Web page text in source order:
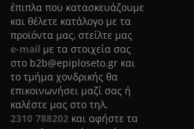
έπιπλα που κατασκευάζουμε
και θέλετε κατάλογο με τα
προϊόντα μας, στείλτε μας
e-mail με τα στοιχεία σας
στο b2b@epiploseto.gr και
το τμήμα χονδρικής θα
επικοινωνήσει μαζί σας ή
καλέστε μας στο τηλ.
2310 788202 και αφήστε τα